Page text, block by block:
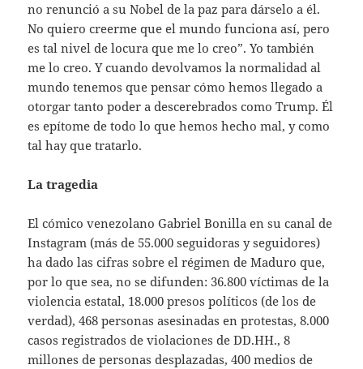
no renunció a su Nobel de la paz para dárselo a él.
No quiero creerme que el mundo funciona así, pero
es tal nivel de locura que me lo creo”. Yo también
me lo creo. Y cuando devolvamos la normalidad al
mundo tenemos que pensar cómo hemos llegado a
otorgar tanto poder a descerebrados como Trump. Él
es epítome de todo lo que hemos hecho mal, y como
tal hay que tratarlo.
La tragedia
El cómico venezolano Gabriel Bonilla en su canal de
Instagram (más de 55.000 seguidoras y seguidores)
ha dado las cifras sobre el régimen de Maduro que,
por lo que sea, no se difunden: 36.800 víctimas de la
violencia estatal, 18.000 presos políticos (de los de
verdad), 468 personas asesinadas en protestas, 8.000
casos registrados de violaciones de DD.HH., 8
millones de personas desplazadas, 400 medios de